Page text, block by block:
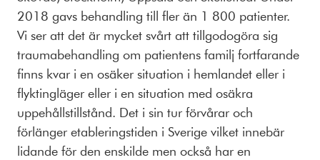
2018 gavs behandling till fler än 1 800 patienter.
Vi ser att det är mycket svårt att tillgodogöra sig
traumabehandling om patientens familj fortfarande
finns kvar i en osäker situation i hemlandet eller i
flyktingläger eller i en situation med osäkra
uppehållstillstånd. Det i sin tur förvårar och
förlänger etableringstiden i Sverige vilket innebär
lidande för den enskilde men också har en